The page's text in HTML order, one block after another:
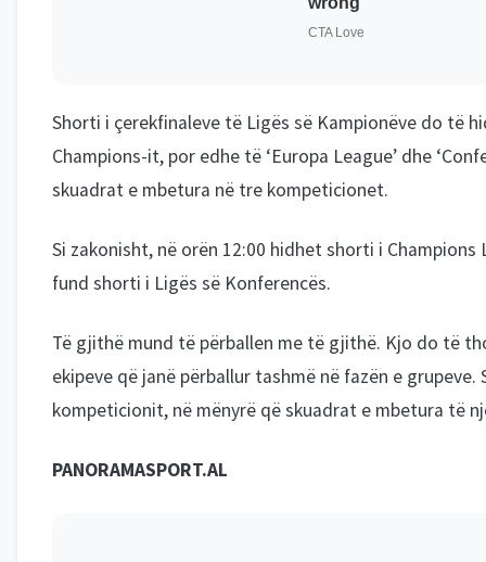
Shorti i çerekfinaleve të Ligës së Kampionëve do të
Champions-it, por edhe të ‘Europa League’ dhe
skuadrat e mbetura në tre kompeticionet.
Si zakonisht, në orën 12:00 hidhet shorti i
fund shorti i Ligës së Konferencës.
Të gjithë mund të përballen me të gjithë. Kjo do të
ekipeve që janë përballur tashmë në fazën e
kompeticionit, në mënyrë që skuadrat e mbetura të
PANORAMASPORT.AL